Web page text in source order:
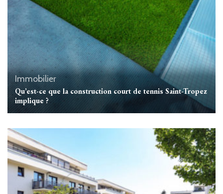
Immobilier
Qu’est-ce que la construction court de tennis Saint-Tropez
implique ?